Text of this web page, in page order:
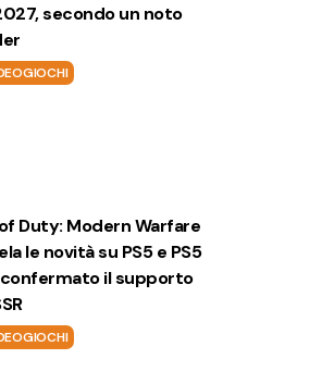
secondo un noto
Duty: Modern Warfare
le novità su PS5 e PS5
confermato il supporto